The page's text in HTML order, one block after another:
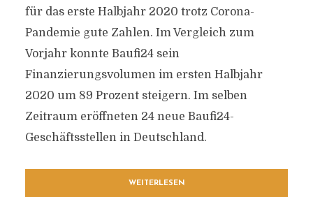
für das erste Halbjahr 2020 trotz Corona-
Pandemie gute Zahlen. Im Vergleich zum
Vorjahr konnte Baufi24 sein
Finanzierungsvolumen im ersten Halbjahr
2020 um 89 Prozent steigern. Im selben
Zeitraum eröffneten 24 neue Baufi24-
Geschäftsstellen in Deutschland.
WEITERLESEN